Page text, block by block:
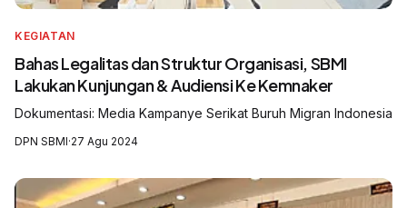
KEGIATAN
Bahas Legalitas dan Struktur Organisasi, SBMI
Lakukan Kunjungan & Audiensi Ke Kemnaker
Dokumentasi: Media Kampanye Serikat Buruh Migran Indonesia
DPN SBMI·27 Agu 2024